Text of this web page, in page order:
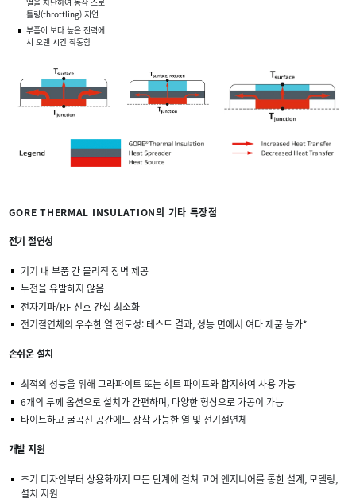
틀링(throttling) 지연
부품이 보다 높은 전력에
서 오랜 시간 작동함
GORE THERMAL INSULATION의 기타 특장점
전기 절연성
기기 내 부품 간 물리적 장벽 제공
누전을 유발하지 않음
전자기파/RF 신호 간섭 최소화
전기절연체의 우수한 열 전도성: 테스트 결과, 성능 면에서 여타 제품 능가*
손쉬운 설치
최적의 성능을 위해 그라파이트 또는 히트 파이프와 합지하여 사용 가능
6개의 두께 옵션으로 설치가 간편하며, 다양한 형상으로 가공이 가능
타이트하고 굴곡진 공간에도 장착 가능한 열 및 전기절연체
개발 지원
초기 디자인부터 상용화까지 모든 단계에 걸쳐 고어 엔지니어를 통한 설계, 모델링,
설치 지원